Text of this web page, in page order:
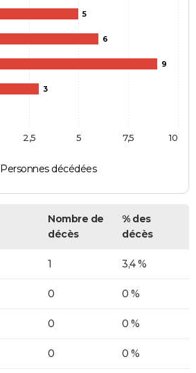
5
6
9
3
Personnes décédées
10
2,5 5 7,5
Nombre de
décès
% des
décès
1 3,4 %
0 0 %
0 0 %
0 0 %